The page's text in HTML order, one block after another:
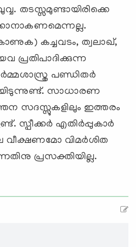
തടസ്സമുണ്ടായിരിക്കെ
കച്ചവടം, ത്വലാഖ്,
പ്രതിപാദിക്കുന്ന
പണ്ഡിതര്‍
സാധാരണ
സദസ്സുകളിലും ഇത്തരം
സ്പീക്കര്‍ എതിര്‍പ്പുകാര്‍
വീക്ഷണമോ വിമര്‍ശിത
പ്രസക്തിയില്ല.